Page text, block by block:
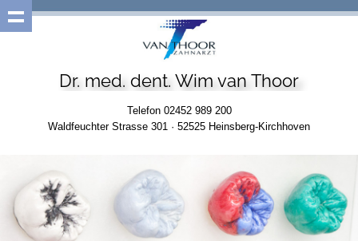
Dr. med. dent. Wim van Thoor
Telefon 02452 989 200
Waldfeuchter Strasse 301 · 52525 Heinsberg-Kirchhoven